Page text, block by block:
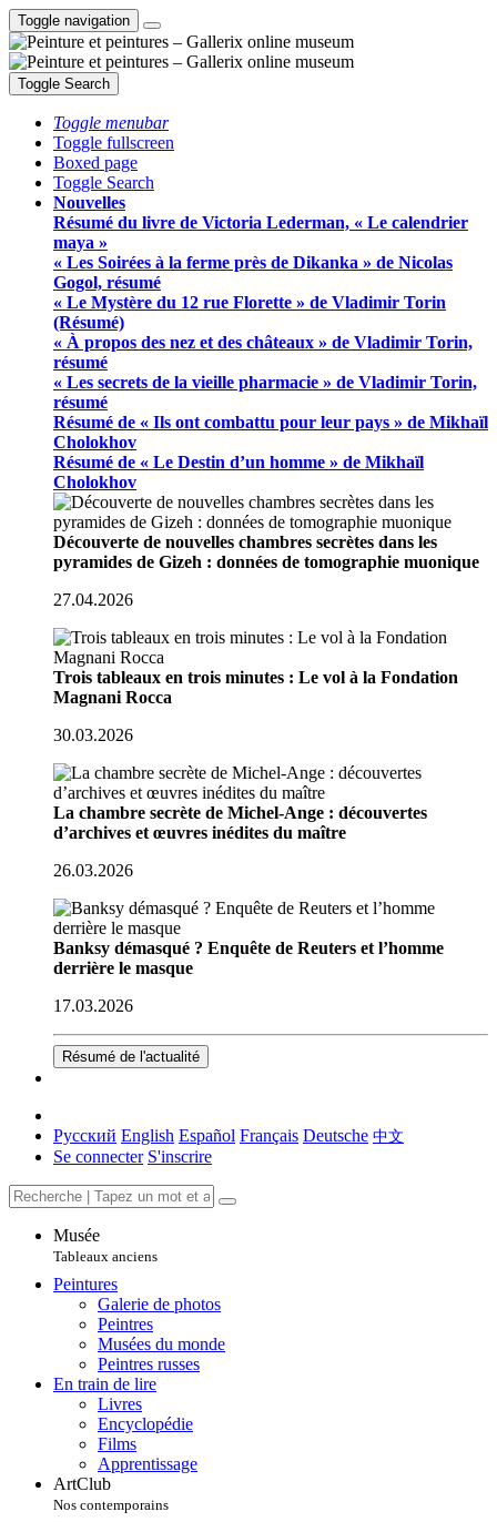
Toggle navigation
Toggle Search
Toggle menubar
Toggle fullscreen
Boxed page
Toggle Search
Nouvelles
Résumé du livre de Victoria Lederman, « Le calendrier
maya »
« Les Soirées à la ferme près de Dikanka » de Nicolas
Gogol, résumé
« Le Mystère du 12 rue Florette » de Vladimir Torin
(Résumé)
« À propos des nez et des châteaux » de Vladimir Torin,
résumé
« Les secrets de la vieille pharmacie » de Vladimir Torin,
résumé
Résumé de « Ils ont combattu pour leur pays » de Mikhaïl
Cholokhov
Résumé de « Le Destin d’un homme » de Mikhaïl
Cholokhov
Découverte de nouvelles chambres secrètes dans les
pyramides de Gizeh : données de tomographie muonique
27.04.2026
Trois tableaux en trois minutes : Le vol à la Fondation
Magnani Rocca
30.03.2026
La chambre secrète de Michel-Ange : découvertes
d’archives et œuvres inédites du maître
26.03.2026
Banksy démasqué ? Enquête de Reuters et l’homme
derrière le masque
17.03.2026
Résumé de l'actualité
Русский English Español Français Deutsche 中文
Se connecter S'inscrire
Musée
Tableaux anciens
Peintures
Galerie de photos
Peintres
Musées du monde
Peintres russes
En train de lire
Livres
Encyclopédie
Films
Apprentissage
ArtClub
Nos contemporains